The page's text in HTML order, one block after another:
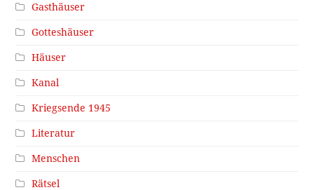
Gasthäuser
Gotteshäuser
Häuser
Kanal
Kriegsende 1945
Literatur
Menschen
Rätsel